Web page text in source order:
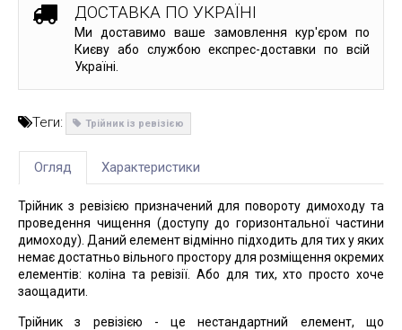
ДОСТАВКА ПО УКРАЇНІ
Ми доставимо ваше замовлення кур'єром по
Києву або службою експрес-доставки по всій
Україні.
Теги: Трійник із ревізією
Огляд Характеристики
Трійник з ревізією призначений для повороту димоходу та
проведення чищення (доступу до горизонтальної частини
димоходу). Даний елемент відмінно підходить для тих у яких
немає достатньо вільного простору для розміщення окремих
елементів: коліна та ревізії. Або для тих, хто просто хоче
заощадити.
Трійник з ревізією - це нестандартний елемент, що